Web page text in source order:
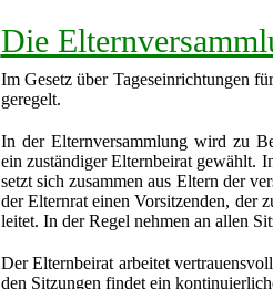
Die
Im Gesetz über Tageseinrichtungen
geregelt.
In der Elternversammlung wird zu
ein zuständiger Elternbeirat gewählt.
setzt sich zusammen aus Eltern der
der Elternrat einen Vorsitzenden, der
leitet. In der Regel nehmen an allen
Der Elternbeirat arbeitet
den Sitzungen findet ein